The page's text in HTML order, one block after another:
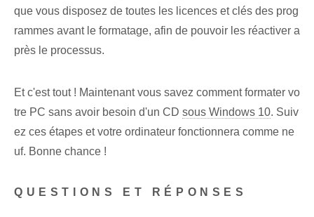
que vous disposez de toutes les licences et clés des prog
rammes avant le formatage, afin de pouvoir les réactiver a
près le processus.
Et c'est tout !⁣ Maintenant‍ vous savez comment formater⁤ vo
tre PC sans avoir besoin d'un CD sous Windows 10. Suiv
ez ces étapes et votre ⁢ordinateur fonctionnera comme ne
uf.⁢ Bonne chance !
QUESTIONS ET RÉPONSES